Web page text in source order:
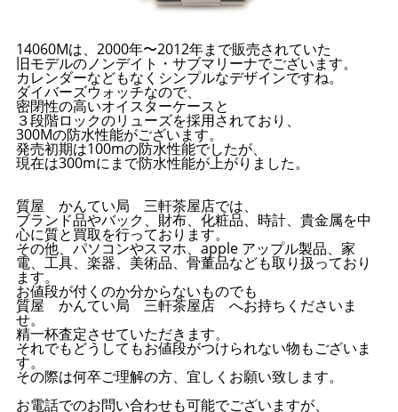
14060Mは、2000年〜2012年まで販売されていた
旧モデルのノンデイト・サブマリーナでございます。
カレンダーなどもなくシンプルなデザインですね。
ダイバーズウォッチなので、
密閉性の高いオイスターケースと
３段階ロックのリューズを採用されており、
300Mの防水性能がございます。
発売初期は100mの防水性能でしたが、
現在は300mにまで防水性能が上がりました。
質屋 かんてい局 三軒茶屋店では、
ブランド品やバック、財布、化粧品、時計、貴金属を中
心に質と買取を行っております。
その他、パソコンやスマホ、apple アップル製品、家
電、工具、楽器、美術品、骨董品なども取り扱っており
ます。
お値段が付くのか分からないものでも
質屋 かんてい局 三軒茶屋店 へお持ちくださいま
せ。
精一杯査定させていただきます。
それでもどうしてもお値段がつけられない物もございま
す。
その際は何卒ご理解の方、宜しくお願い致します。
お電話でのお問い合わせも可能でございますが、